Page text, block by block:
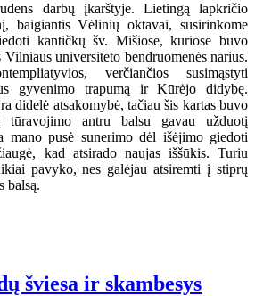
darbų įkarštyje. Lietingą lapkričio
baigiantis Vėlinių oktavai, susirinkome
kantičkų šv. Mišiose, kuriose buvo
universiteto bendruomenės narius.
verčiančios susimąstyti
gyvenimo trapumą ir Kūrėjo didybę.
didelė atsakomybė, tačiau šis kartas buvo
tūravojimo antru balsu gavau užduotį
mano pusė sunerimo dėl išėjimo giedoti
kad atsirado naujas iššūkis. Turiu
pavyko, nes galėjau atsiremti į stiprų
balsą.
šviesa ir skambesys